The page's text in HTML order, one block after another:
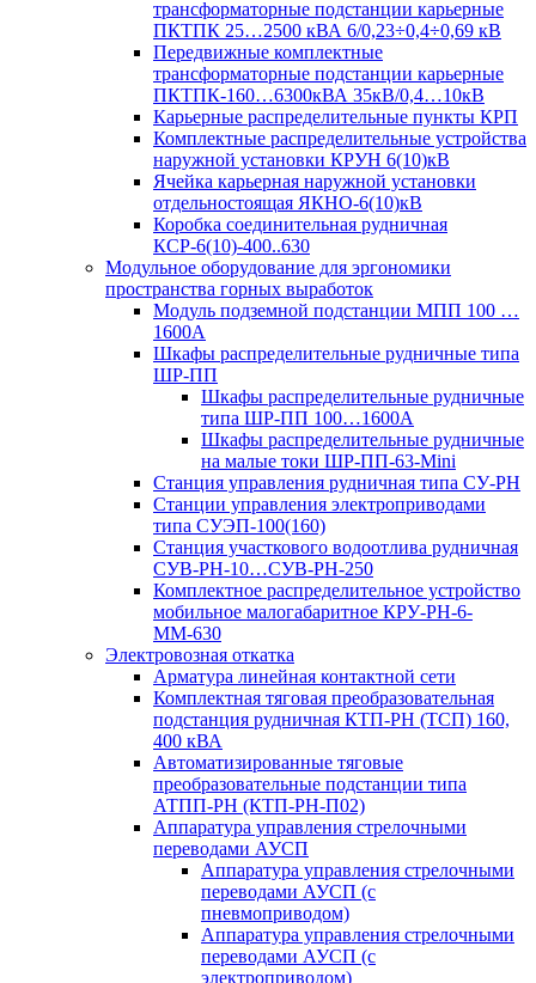
трансформаторные подстанции карьерные
ПКТПК 25…2500 кВА 6/0,23÷0,4÷0,69 кВ
Передвижные комплектные
трансформаторные подстанции карьерные
ПКТПК-160…6300кВА 35кВ/0,4…10кВ
Карьерные распределительные пункты КРП
Комплектные распределительные устройства
наружной установки КРУН 6(10)кВ
Ячейка карьерная наружной установки
отдельностоящая ЯКНО-6(10)кВ
Коробка соединительная рудничная
КСР-6(10)-400..630
Модульное оборудование для эргономики
пространства горных выработок
Модуль подземной подстанции МПП 100 …
1600А
Шкафы распределительные рудничные типа
ШР-ПП
Шкафы распределительные рудничные
типа ШР-ПП 100…1600А
Шкафы распределительные рудничные
на малые токи ШР-ПП-63-Mini
Станция управления рудничная типа СУ-РН
Станции управления электроприводами
типа СУЭП-100(160)
Станция участкового водоотлива рудничная
СУВ-РН-10…СУВ-РН-250
Комплектное распределительное устройство
мобильное малогабаритное КРУ-РН-6-
ММ-630
Электровозная откатка
Арматура линейная контактной сети
Комплектная тяговая преобразовательная
подстанция рудничная КТП-РН (ТСП) 160,
400 кВА
Автоматизированные тяговые
преобразовательные подстанции типа
АТПП-РН (КТП-РН-П02)
Аппаратура управления стрелочными
переводами АУСП
Аппаратура управления стрелочными
переводами АУСП (с
пневмоприводом)
Аппаратура управления стрелочными
переводами АУСП (с
электроприводом)